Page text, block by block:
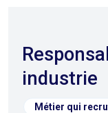
Responsable d'affaires en
industrie
Métier qui